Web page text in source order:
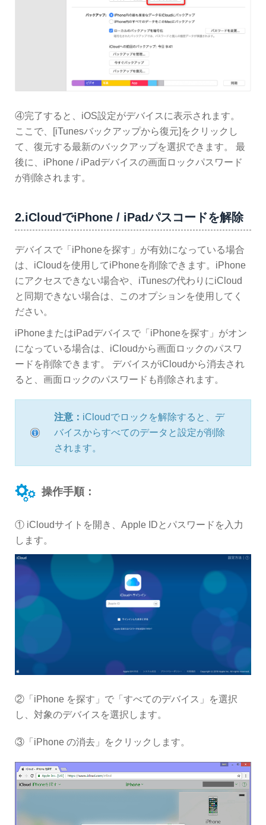
④完了すると、iOS設定がデバイスに表示されます。
ここで、[iTunesバックアップから復元]をクリックし
て、復元する最新のバックアップを選択できます。 最
後に、iPhone / iPadデバイスの画面ロックパスワード
が削除されます。
2.iCloudでiPhone / iPadパスコードを解除
デバイスで「iPhoneを探す」が有効になっている場合
は、iCloudを使用してiPhoneを削除できます。iPhone
にアクセスできない場合や、iTunesの代わりにiCloud
と同期できない場合は、このオプションを使用してく
ださい。
iPhoneまたはiPadデバイスで「iPhoneを探す」がオン
になっている場合は、iCloudから画面ロックのパスワ
ードを削除できます。 デバイスがiCloudから消去され
ると、画面ロックのパスワードも削除されます。
注意： iCloudでロックを解除すると、デ
バイスからすべてのデータと設定が削除
されます。
操作手順：
① iCloudサイトを開き、Apple IDとパスワードを入力
します。
②「iPhone を探す」で「すべてのデバイス」を選択
し、対象のデバイスを選択します。
③「iPhone の消去」をクリックします。